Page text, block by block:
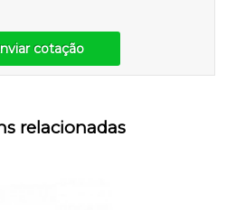
cotação
relacionadas